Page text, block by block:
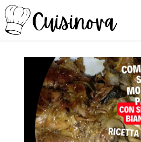
Vai
al
contenuto